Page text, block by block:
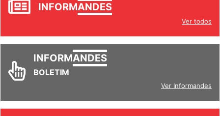
INFORMANDES
Ver todos
INFORMANDES
BOLETIM
Ver Informandes